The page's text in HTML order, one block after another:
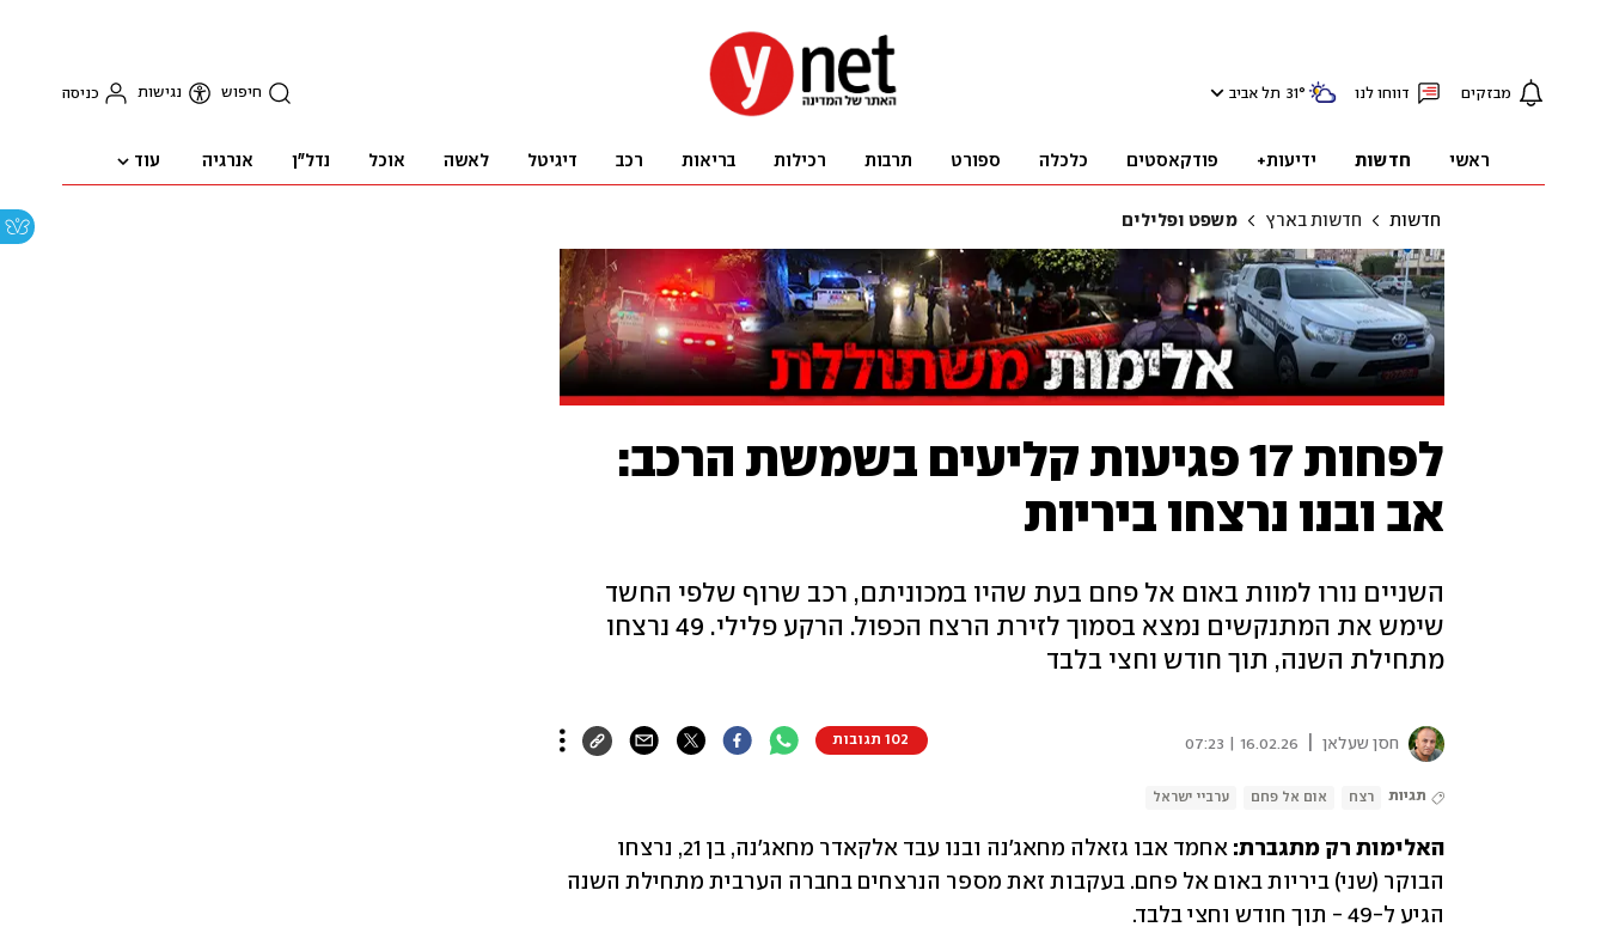
מבזקים דווחו לנו 31° תל אביב חיפוש נגישות כניסה
ראשי חדשות ידיעות+ פודקאסטים כלכלה ספורט תרבות רכילות בריאות רכב דיגיטל לאשה אוכל נדל"ן אנרגיה עוד
חדשות חדשות בארץ משפט ופלילים
לפחות 17 פגיעות קליעים בשמשת הרכב:
אב ובנו נרצחו ביריות
השניים נורו למוות באום אל פחם בעת שהיו במכוניתם, רכב שרוף שלפי החשד
שימש את המתנקשים נמצא בסמוך לזירת הרצח הכפול. הרקע פלילי. 49 נרצחו
מתחילת השנה, תוך חודש וחצי בלבד
חסן שעלאן 16.02.26 | 07:23 102 תגובות
תגיות רצח אום אל פחם ערביי ישראל
האלימות רק מתגברת:
הגיע ל-49 - תוך חודש וחצי בלבד.